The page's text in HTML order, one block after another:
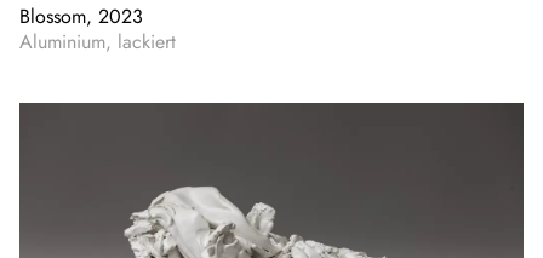
Blossom, 2023
Aluminium, lackiert